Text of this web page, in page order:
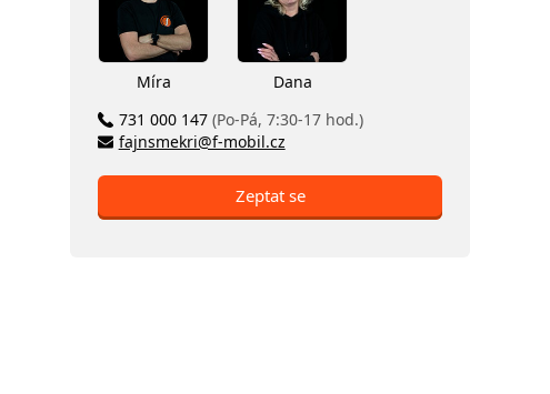
Míra
Dana
731 000 147 (Po-Pá, 7:30-17 hod.)
fajnsmekri@f-mobil.cz
Zeptat se